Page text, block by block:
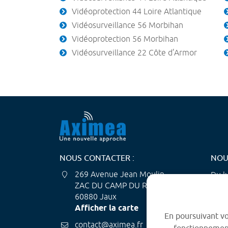
Vidéoprotection 44 Loire Atlantique
Vidéosurveillance 56 Morbihan
Vidéoprotection 56 Morbihan
Vidéosurveillance 22 Côte d’Armor
NOUS CONTACTER :
269 Avenue Jean Moulin
ZAC DU CAMP DU ROY
60880 Jaux
Afficher la carte
Du
En poursuivant